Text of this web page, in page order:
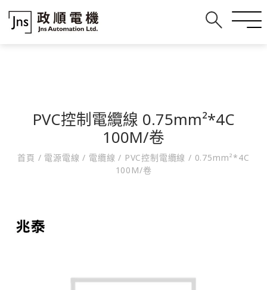
PVC控制電纜線 0.75mm²*4C
100M/卷
首頁 / 電源電線/ 電纜線/ PVC控制電纜線/ 0.75mm²*4C
100M/卷